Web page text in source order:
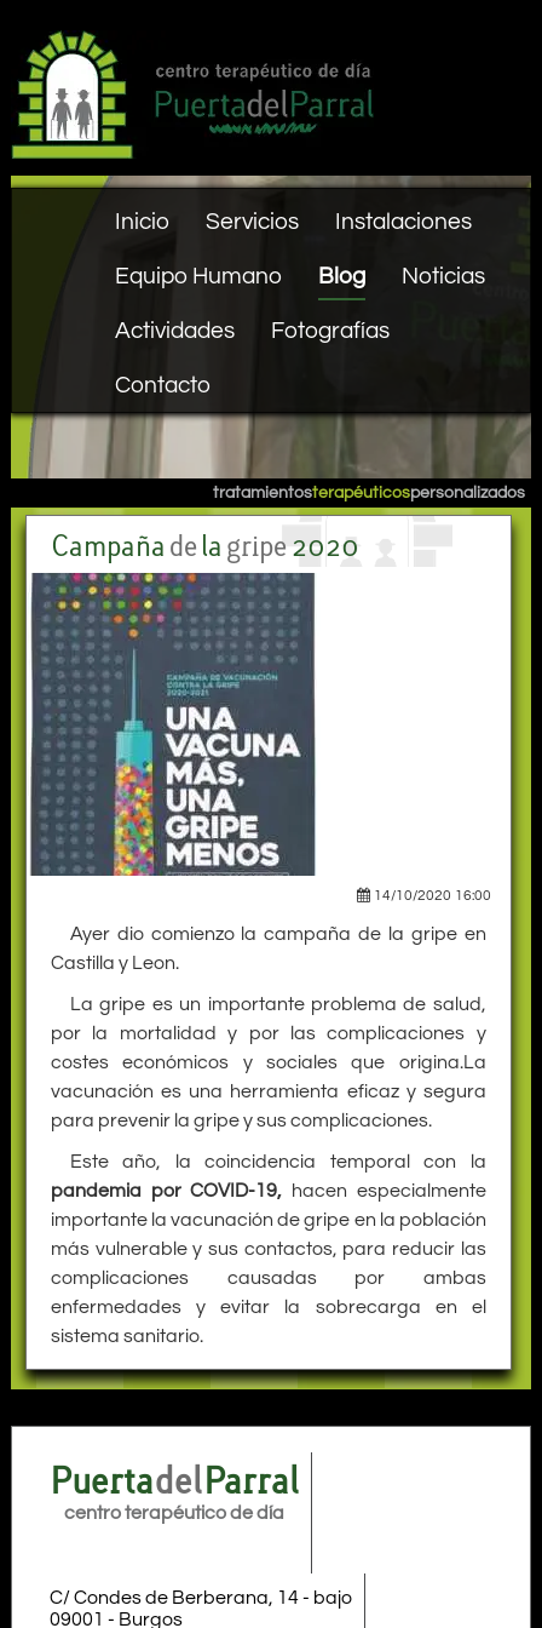
Inicio Servicios Instalaciones
Equipo Humano Blog Noticias
Actividades Fotografías
Contacto
tratamientosterapéuticospersonalizados
Campaña de la gripe 2020
14/10/2020 16:00
Ayer dio comienzo la campaña de la gripe en
Castilla y Leon.
La gripe es un importante problema de salud,
por la mortalidad y por las complicaciones y
costes económicos y sociales que origina.La
vacunación es una herramienta eficaz y segura
para prevenir la gripe y sus complicaciones.
Este año, la coincidencia temporal con la
pandemia por COVID-19, hacen especialmente
importante la vacunación de gripe en la población
más vulnerable y sus contactos, para reducir las
complicaciones causadas por ambas
enfermedades y evitar la sobrecarga en el
sistema sanitario.
Puertadel Parral
centro terapéutico de día
C/ Condes de Berberana, 14 - bajo
09001 - Burgos